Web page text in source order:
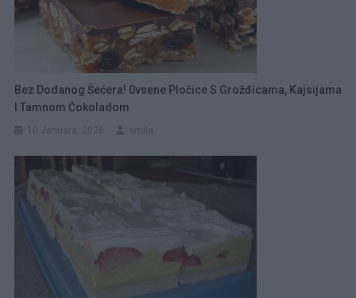
Bez Dodanog Šećera! 0vsene Pločice S Grožđicama, Kajsijama
I Tamnom Čokoladom